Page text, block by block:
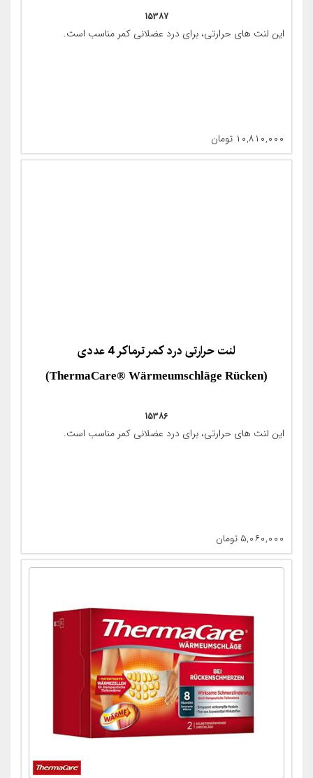
15387
این لنت های حرارتی، برای درد عضلانی کمر مناسب است.
۱۰,۸۱۰,۰۰۰ تومان
لنت حرارتی درد کمر ترماکر 4 عددی
(ThermaCare® Wärmeumschläge Rücken)
15386
این لنت های حرارتی، برای درد عضلانی کمر مناسب است.
۵,۰۶۰,۰۰۰ تومان